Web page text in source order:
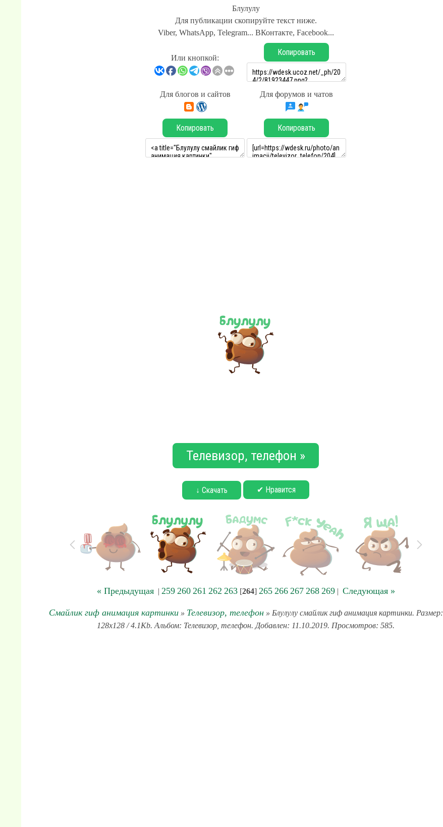
Блулулу
Для публикации скопируйте текст ниже.
Viber, WhatsApp, Telegram... ВКонтакте, Facebook...
Или кнопкой:
Копировать
Для блогов и сайтов Для форумов и чатов
Копировать Копировать
Телевизор, телефон »
↓ Скачать ✔ Нравится
« Предыдущая| 259 260 261 262 263[264] 265 266 267 268 269| Следующая »
Смайлик гиф анимация картинки» Телевизор, телефон» Блулулу смайлик гиф анимация картинки. Размер:
128x128 / 4.1Kb. Альбом: Телевизор, телефон. Добавлен: 11.10.2019. Просмотров: 585.